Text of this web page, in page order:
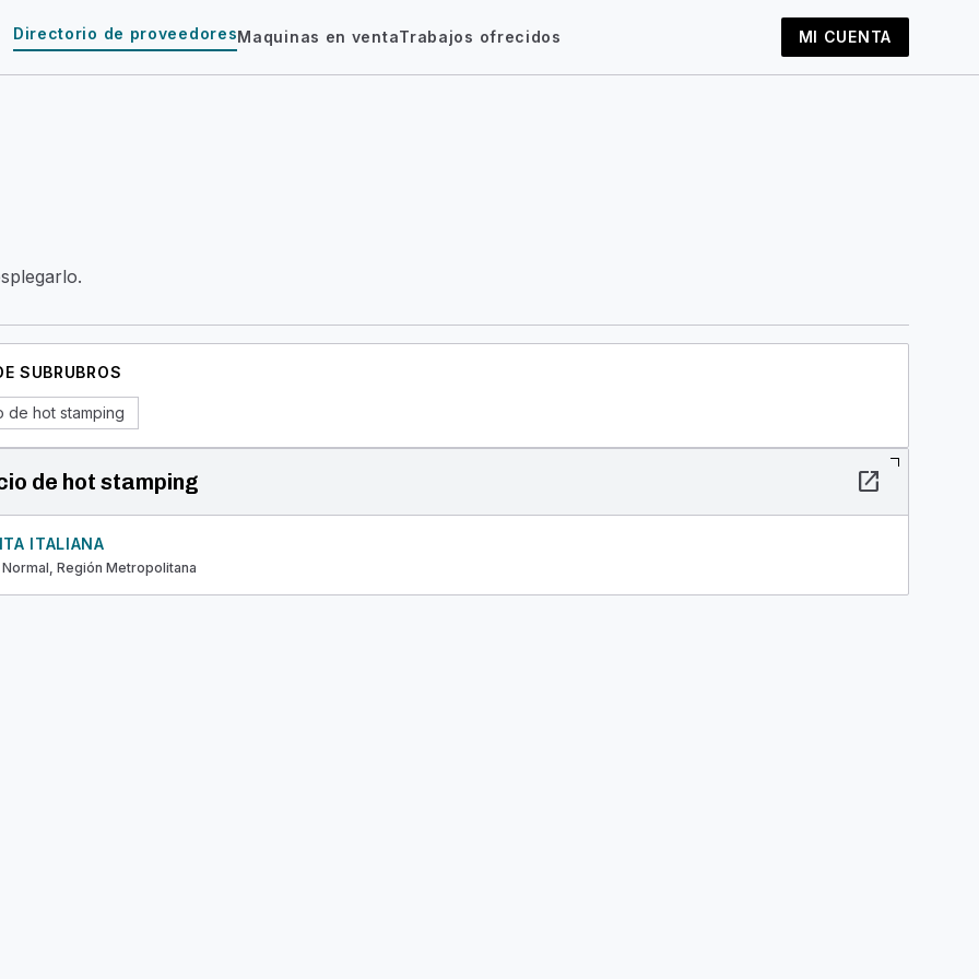
Directorio de proveedoresMaquinas en ventaTrabajos ofrecidos MI CUENTA
SUBRUBROS
de hot stamping
de hot stamping open_in_new
ITALIANA
Normal, Región Metropolitana